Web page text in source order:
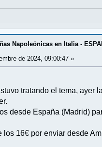
Napoleónicas en Italia -
de 2024, 09:00:47 »
tratando el tema, ayer
desde España (Madrid)
los 16€ por enviar desde